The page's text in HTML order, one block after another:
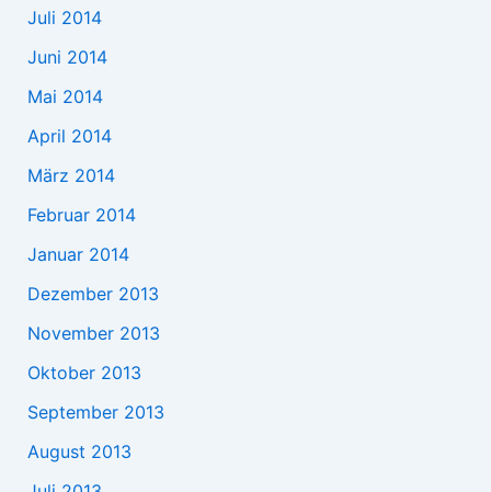
Juli 2014
Juni 2014
Mai 2014
April 2014
März 2014
Februar 2014
Januar 2014
Dezember 2013
November 2013
Oktober 2013
September 2013
August 2013